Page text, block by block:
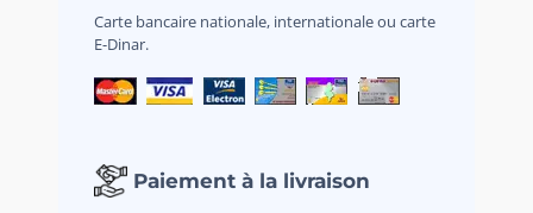
Carte bancaire nationale, internationale ou carte
E-Dinar.
Paiement à la livraison